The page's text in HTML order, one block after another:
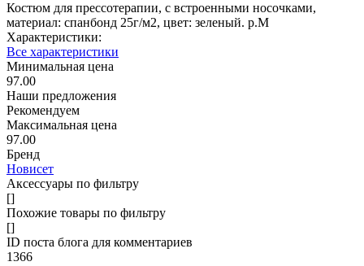
Костюм для прессотерапии, с встроенными носочками,
материал: спанбонд 25г/м2, цвет: зеленый. р.М
Характеристики:
Все характеристики
Минимальная цена
97.00
Наши предложения
Рекомендуем
Максимальная цена
97.00
Бренд
Новисет
Аксессуары по фильтру
[]
Похожие товары по фильтру
[]
ID поста блога для комментариев
1366